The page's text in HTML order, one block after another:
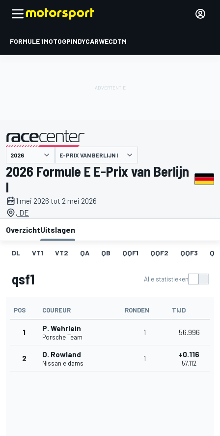
FORMULE 1MOTOGPINDYCARWECDTM
gepresenteerd door E-PRIX VAN BERLIJN I
2026 Formule E E-Prix van Berlijn
I
1 mei 2026 tot 2 mei 2026
, DE
OverzichtUitslagen
DL VT1 VT2 QA QB QQF1 QQF2 QQF3
qsf1 Alle statistieken
POS COUREUR RONDEN TIJD
1 P. Wehrlein
Porsche Team
1 56.996
2 O. Rowland
Nissan e.dams
1 +0.116
57.112